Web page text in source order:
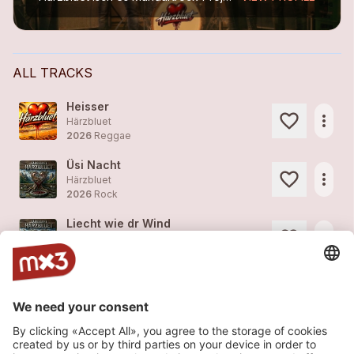
ALL TRACKS
Heisser
Härzbluet
2026 Reggae
more_horiz
Üsi Nacht
Härzbluet
2026 Rock
more_horiz
Liecht wie dr Wind
2026
2026Rock
Frei wie e Adler